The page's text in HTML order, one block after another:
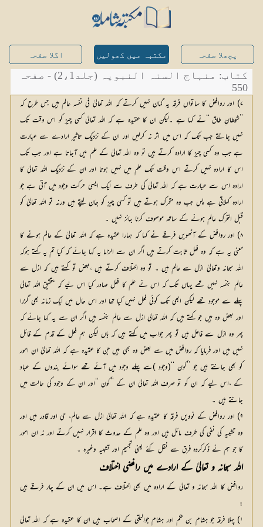
پچھلا صفحہ مکتبہ میں کھولیں اگلا صفحہ
کتاب: منہاج السنہ النبویہ (جلد2،1) - صفحہ
550
۷) اور روافض کا ساتواں فرقہ یہ گمان نہیں کرتے کہ اللہ تعالیٰ فی نفسہ عالم ہیں جس طرح کہ
’’شیطانِ طاق ‘‘نے کہا ہے ۔لیکن ان کا عقیدہ ہے کہ اللہ تعالیٰ کسی چیز کو اس وقت تک
نہیں جانتے جب تک کہ اس میں اثر نہ کرلیں اور ان کے نزدیک تاثیر ارادے سے عبارت
ہے جب وہ کسی چیز کا ارادہ کرتے ہیں تو وہ اللہ تعالیٰ کے علم میں آجاتا ہے اور جب تک
اس کا ارادہ نہیں کرتے اس وقت تک علم میں نہیں ہوتا اور ان کے نزدیک اللہ تعالیٰ کا
ارادہ اس سے عبارت ہے کہ اللہ تعالیٰ کی طرف سے ایک ایسی حرکت وجود میں آتی ہے جو
ارادہ کہلاتی ہے پس جب وہ متحرک ہوتے ہیں تو کسی چیز کو جان لیتے ہیں ورنہ تو اللہ تعالیٰ کو
قبل التحرک عالم ہونے کے ساتھ موصوف کرنا جائز نہیں ۔
۸) اور روافض کے آٹھویں فرقے نے کہا کہ ہمارا عقیدہ ہے کہ اللہ تعالیٰ کے عالم ہونے کا
معنی یہ ہے کہ وہ فعل ثابت کرتے ہیں اگر ان سے الزاما یہ کہا جائے کہ کیا تم یہ کہتے ہوکہ
اللہ سبحانہ وتعالیٰ ازل سے عالم ہیں ۔ تو وہ اختلاف کرتے ہیں ،بعض تو کہتے ہیں کہ ازل سے
عالم بنفسہ نہیں تھے یہاں تک کہ اس نے علم کا فعل صادر کیا اس لیے کہ بتحقیق اللہ تعالیٰ
پہلے سے موجود تھے لیکن ابھی تک کوئی فعل نہیں کیا تھا اور اس حال میں ایک زمانہ بھی گزرا
اور بعض وہ ہیں جو کہتے ہیں کہ اللہ تعالی ازل سے عالم بنفسہ ہیں اگر ان سے یہ کہا جائے کہ
پھر وہ ازل سے فاعل ہیں تو پھر جواب میں کہتے ہیں کہ ہاں لیکن ہم فعل کے قدم کے قائل
نہیں ہیں اور فرمایا کہ روافض میں سے بعض وہ بھی ہیں جن کا عقیدہ ہے کہ اللہ تعالیٰ ان امور
کو بھی جانتے ہیں جو ’’کون ‘‘(وجود )سے پہلے وجود میں آئے تھے سوائے بندوں کے عباد
کے ،اس لیے کہ ان کو تو صرف اللہ تعالیٰ ان کے ’’کون ‘‘اور ان کے وجود کی حالت میں
جانتے ہیں ۔
۹) اور روافض کے نوویں فرقہ کا عقیدہ ہے کہ اللہ تعالیٰ ازل سے عالم، حی اور قادر ہیں اور
وہ تشبیہ کی نفی کی طرف مائل ہیں اور وہ علم کے حدوث کا اقرار نہیں کرتے اور نہ ان امور
کا جو ہم نے ذکرکردہ فرق سے نقل کئے یعنی تجسیم اور تشبیہ وغیرہ ۔
اللہ سبحانہ و تعالیٰ کے ارادے میں رافضی اختلاف
روافض کا اللہ سبحانہ و تعالیٰ کے ارادہ میں بھی اختلاف ہے۔ اس میں ان کے چار فرقے ہیں
:
۱) پہلا فرقہ جو ہشام بن حکم اور ہشام جوالیقی کے اصحاب ہیں ان کا عقیدہ ہے کہ اللہ تعالیٰ